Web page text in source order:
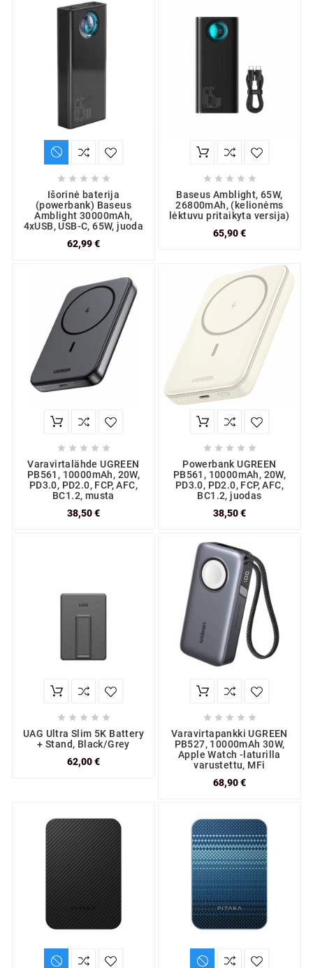
    
Išorinė baterija
(powerbank) Baseus
Amblight 30000mAh,
4xUSB, USB-C, 65W, juoda
62,99 €
    
Baseus Amblight, 65W,
26800mAh, (kelionėms
lėktuvu pritaikyta versija)
65,90 €
    
Varavirtalähde UGREEN
PB561, 10000mAh, 20W,
PD3.0, PD2.0, FCP, AFC,
BC1.2, musta
38,50 €
    
Powerbank UGREEN
PB561, 10000mAh, 20W,
PD3.0, PD2.0, FCP, AFC,
BC1.2, juodas
38,50 €
    
UAG Ultra Slim 5K Battery
+ Stand, Black/Grey
62,00 €
    
Varavirtapankki UGREEN
PB527, 10000mAh 30W,
Apple Watch -laturilla
varustettu, MFi
68,90 €